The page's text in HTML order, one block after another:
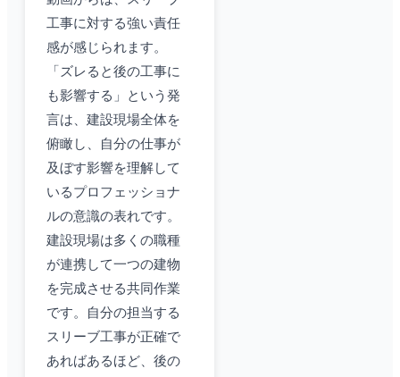
工事に対する強い責任
感が感じられます。
「ズレると後の工事に
も影響する」という発
言は、建設現場全体を
俯瞰し、自分の仕事が
及ぼす影響を理解して
いるプロフェッショナ
ルの意識の表れです。
建設現場は多くの職種
が連携して一つの建物
を完成させる共同作業
です。自分の担当する
スリーブ工事が正確で
あればあるほど、後の